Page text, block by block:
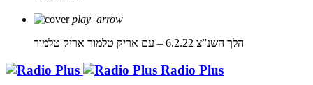
play_arrow
הלך השנ”צ 6.2.22 – עם אריק טלמור
אריק טלמור
Radio Plus